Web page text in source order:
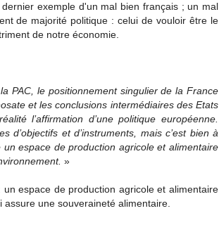
exemple d'un mal bien français ; un mal
de majorité politique : celui de vouloir être le
de notre économie.
PAC, le positionnement singulier de la France
et les conclusions intermédiaires des Etats
l’affirmation d’une politique européenne.
d’objectifs et d’instruments, mais c’est bien à
espace de production agricole et alimentaire
»
espace de production agricole et alimentaire
une souveraineté alimentaire.